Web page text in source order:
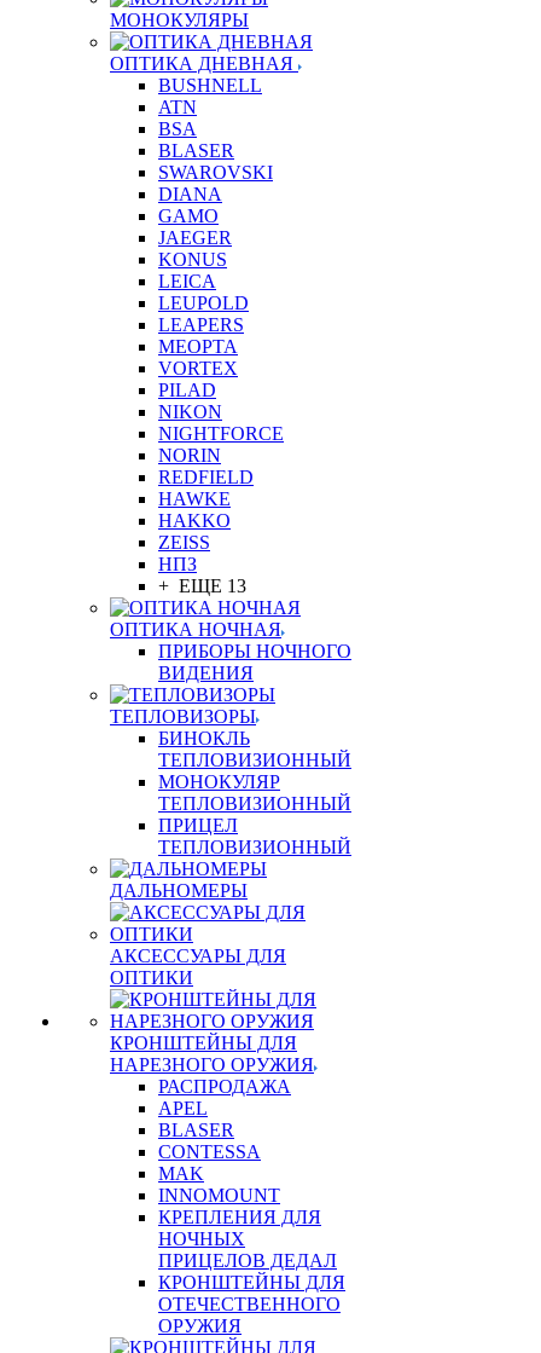
МОНОКУЛЯРЫ
ОПТИКА ДНЕВНАЯ
BUSHNELL
ATN
BSA
BLASER
SWAROVSKI
DIANA
GAMO
JAEGER
KONUS
LEICA
LEUPOLD
LEAPERS
MEOPTA
VORTEX
PILAD
NIKON
NIGHTFORCE
NORIN
REDFIELD
HAWKE
HAKKO
ZEISS
НПЗ
+ ЕЩЕ 13
ОПТИКА НОЧНАЯ
ПРИБОРЫ НОЧНОГО
ВИДЕНИЯ
ТЕПЛОВИЗОРЫ
БИНОКЛЬ
ТЕПЛОВИЗИОННЫЙ
МОНОКУЛЯР
ТЕПЛОВИЗИОННЫЙ
ПРИЦЕЛ
ТЕПЛОВИЗИОННЫЙ
ДАЛЬНОМЕРЫ
АКСЕССУАРЫ ДЛЯ
ОПТИКИ
КРОНШТЕЙНЫ ДЛЯ
НАРЕЗНОГО ОРУЖИЯ
РАСПРОДАЖА
APEL
BLASER
CONTESSA
MAK
INNOMOUNT
КРЕПЛЕНИЯ ДЛЯ
НОЧНЫХ
ПРИЦЕЛОВ ДЕДАЛ
КРОНШТЕЙНЫ ДЛЯ
ОТЕЧЕСТВЕННОГО
ОРУЖИЯ